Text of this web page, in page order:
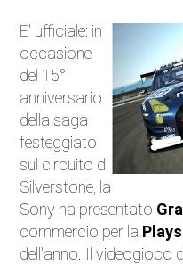
Auto Elettriche
Ecologia
Saloni dell'auto
Curiosità
Competizioni
E' ufficiale: in
occasione
del 15°
anniversario
della saga
festeggiato
sul circuito di
Silverstone, la
Sony ha presentato
commercio per la
dell'anno. Il videogioco